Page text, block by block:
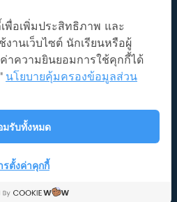
ดวิชาแอพพลายด์ฟิสิกส์
อเพิ่มประสิทธิภาพ และ
านเว็บไซต์ นักเรียนหรือผู้
าความยินยอมการใช้คุกกี้ได้
นโยบายคุ้มครองข้อมูลส่วน
มรับทั้งหมด
รตั้งค่าคุกกี้